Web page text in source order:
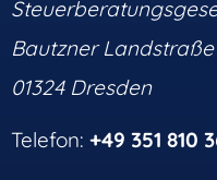
Bautzner Landstraße
01324 Dresden
Telefon: +49 351 810